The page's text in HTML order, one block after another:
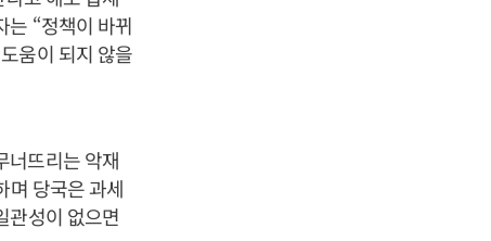
는 “정책이 바뀌
움이 되지 않을
너뜨리는 악재
며 당국은 과세
관성이 없으면